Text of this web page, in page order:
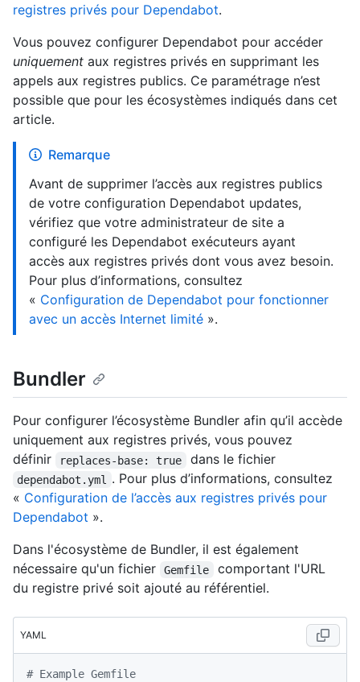
registres privés pour Dependabot.
Vous pouvez configurer Dependabot pour accéder
uniquement aux registres privés en supprimant les
appels aux registres publics. Ce paramétrage n’est
possible que pour les écosystèmes indiqués dans cet
article.
Remarque
Avant de supprimer l’accès aux registres publics
de votre configuration Dependabot updates,
vérifiez que votre administrateur de site a
configuré les Dependabot exécuteurs ayant
accès aux registres privés dont vous avez besoin.
Pour plus d’informations, consultez
« Configuration de Dependabot pour fonctionner
avec un accès Internet limité ».
Bundler
Pour configurer l’écosystème Bundler afin qu’il accède
uniquement aux registres privés, vous pouvez
définir
replaces-base: true dans le fichier
dependabot.yml
. Pour plus d’informations, consultez
« Configuration de l’accès aux registres privés pour
Dependabot ».
Dans l'écosystème de Bundler, il est également
nécessaire qu'un fichier
Gemfile
comportant l'URL
du registre privé soit ajouté au référentiel.
YAML
# Example Gemfile